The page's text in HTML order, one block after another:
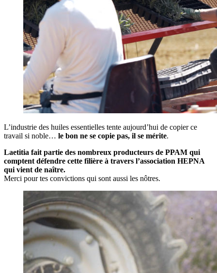
L’industrie des huiles essentielles tente aujourd’hui de copier ce
travail si noble… le bon ne se copie pas, il se mérite.
Laetitia fait partie des nombreux producteurs de PPAM qui
comptent défendre cette filière à travers l’association HEPNA
qui vient de naître.
Merci pour tes convictions qui sont aussi les nôtres.